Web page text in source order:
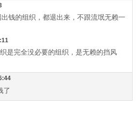
钱的组织，都退出来，不跟流氓无赖一
是完全没必要的组织，是无赖的挡风
了